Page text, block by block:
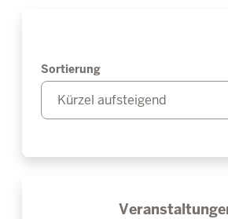
Sortierung